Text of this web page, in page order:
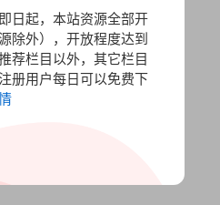
日起，本站资源全部开
除外），开放程度达到
荐栏目以外，其它栏目
册用户每日可以免费下